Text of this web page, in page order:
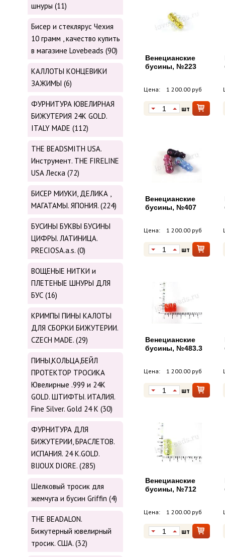
шнуры (11)
Бисер и стеклярус Чехия
10 грамм , качество купить
в магазине Lovebeads (90)
КАЛЛОТЫ КОНЦЕВИКИ
ЗАЖИМЫ (6)
ФУРНИТУРА ЮВЕЛИРНАЯ
БИЖУТЕРИЯ 24К GOLD.
ITALY MADE (112)
THE BEADSMITH USA.
Инструмент. THE FIRELINE
USA Леска (72)
БИСЕР МИУКИ, ДЕЛИКА ,
МАГАТАМЫ. ЯПОНИЯ. (224)
БУСИНЫ БУКВЫ БУСИНЫ
ЦИФРЫ. ЛАТИНИЦА.
PRECIOSA.a.s. (0)
ВОЩЕНЫЕ НИТКИ и
ПЛЕТЕНЫЕ ШНУРЫ ДЛЯ
БУС (16)
КРИМПЫ ПИНЫ КАЛОТЫ
ДЛЯ СБОРКИ БИЖУТЕРИИ.
CZECH MADE. (29)
ПИНЫ,КОЛЬЦА,БЕЙЛ
ПРОТЕКТОР ТРОСИКА
Ювелирные .999 и 24К
GOLD. ШТИФТЫ. ИТАЛИЯ.
Fine Silver. Gold 24 K (30)
ФУРНИТУРА ДЛЯ
БИЖУТЕРИИ, БРАСЛЕТОВ.
ИСПАНИЯ. 24 K.GOLD.
BIJOUX DIORE. (285)
Шелковый тросик для
жемчуга и бусин Griffin (4)
THE BEADALON.
Бижутерный ювелирный
тросик. США. (32)
Венецианские
бусины, №223
Цена: 1 200.00 руб
шт
Венецианские
бусины, №407
Цена: 1 200.00 руб
шт
Венецианские
бусины, №483.3
Цена: 1 200.00 руб
шт
Венецианские
бусины, №712
Цена: 1 200.00 руб
шт